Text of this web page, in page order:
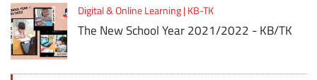
Digital & Online Learning | KB-TK
The New School Year 2021/2022 - KB/TK